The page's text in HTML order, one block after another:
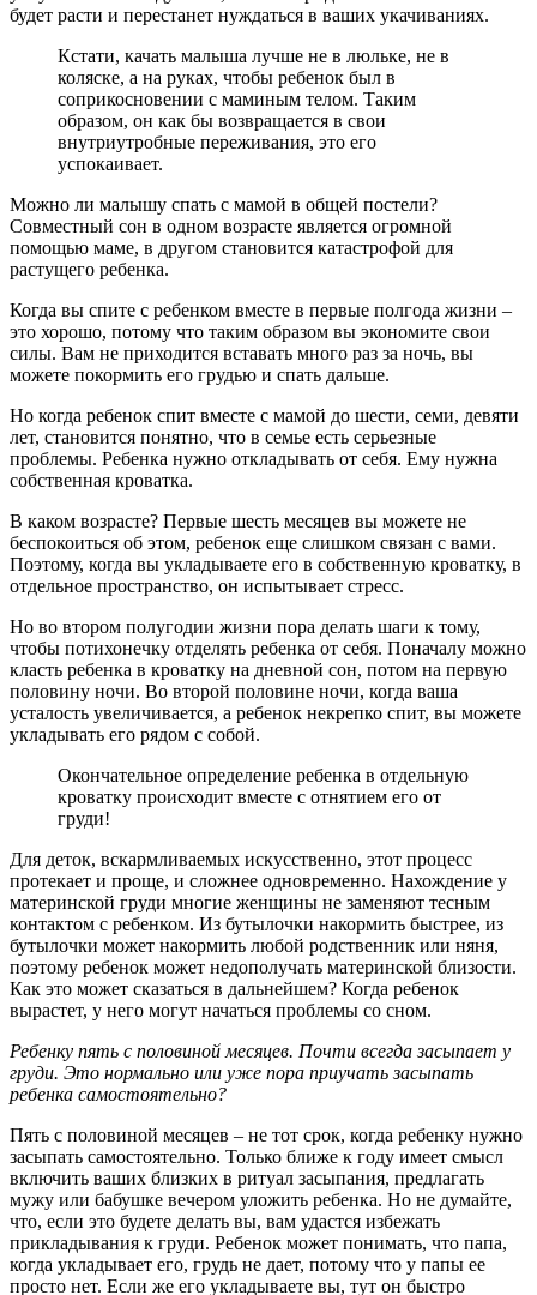
будет расти и перестанет нуждаться в ваших укачиваниях.
Кстати, качать малыша лучше не в люльке, не в
коляске, а на руках, чтобы ребенок был в
соприкосновении с маминым телом. Таким
образом, он как бы возвращается в свои
внутриутробные переживания, это его
успокаивает.
Можно ли малышу спать с мамой в общей постели?
Совместный сон в одном возрасте является огромной
помощью маме, в другом становится катастрофой для
растущего ребенка.
Когда вы спите с ребенком вместе в первые полгода жизни –
это хорошо, потому что таким образом вы экономите свои
силы. Вам не приходится вставать много раз за ночь, вы
можете покормить его грудью и спать дальше.
Но когда ребенок спит вместе с мамой до шести, семи, девяти
лет, становится понятно, что в семье есть серьезные
проблемы. Ребенка нужно откладывать от себя. Ему нужна
собственная кроватка.
В каком возрасте? Первые шесть месяцев вы можете не
беспокоиться об этом, ребенок еще слишком связан с вами.
Поэтому, когда вы укладываете его в собственную кроватку, в
отдельное пространство, он испытывает стресс.
Но во втором полугодии жизни пора делать шаги к тому,
чтобы потихонечку отделять ребенка от себя. Поначалу можно
класть ребенка в кроватку на дневной сон, потом на первую
половину ночи. Во второй половине ночи, когда ваша
усталость увеличивается, а ребенок некрепко спит, вы можете
укладывать его рядом с собой.
Окончательное определение ребенка в отдельную
кроватку происходит вместе с отнятием его от
груди!
Для деток, вскармливаемых искусственно, этот процесс
протекает и проще, и сложнее одновременно. Нахождение у
материнской груди многие женщины не заменяют тесным
контактом с ребенком. Из бутылочки накормить быстрее, из
бутылочки может накормить любой родственник или няня,
поэтому ребенок может недополучать материнской близости.
Как это может сказаться в дальнейшем? Когда ребенок
вырастет, у него могут начаться проблемы со сном.
Ребенку пять с половиной месяцев. Почти всегда засыпает у
груди. Это нормально или уже пора приучать засыпать
ребенка самостоятельно?
Пять с половиной месяцев – не тот срок, когда ребенку нужно
засыпать самостоятельно. Только ближе к году имеет смысл
включить ваших близких в ритуал засыпания, предлагать
мужу или бабушке вечером уложить ребенка. Но не думайте,
что, если это будете делать вы, вам удастся избежать
прикладывания к груди. Ребенок может понимать, что папа,
когда укладывает его, грудь не дает, потому что у папы ее
просто нет. Если же его укладываете вы, тут он быстро